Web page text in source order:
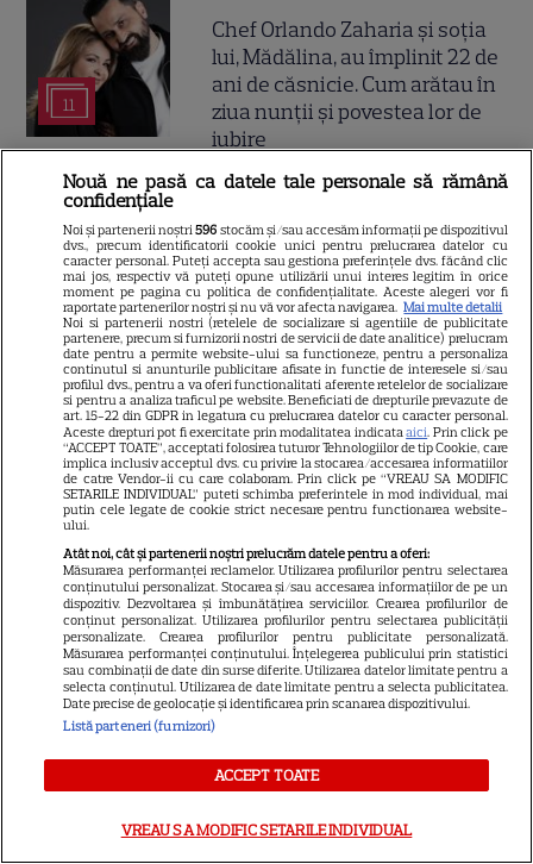
11
Chef Orlando Zaharia și soția
lui, Mădălina, au împlinit 22 de
ani de căsnicie. Cum arătau în
ziua nunții și povestea lor de
iubire
29
Cine este Cosmin Curticăpean,
soțul Laurei Cosoi. Afaceri,
vârstă și povestea de iubire
care durează de peste 10 ani
Despre Tvmania
Contact
Contacte televiziuni
Abonamente
Termeni și condiții
Nouă ne pasă ca datele tale personale să rămână
confidențiale
Noi și partenerii noștri596 stocăm și/sau accesăm informații pe dispozitivul
dvs., precum identificatorii cookie unici pentru prelucrarea datelor cu
caracter personal. Puteți accepta sau gestiona preferințele dvs. făcând clic
mai jos, respectiv vă puteți opune utilizării unui interes legitim în orice
moment pe pagina cu politica de confidențialitate. Aceste alegeri vor fi
raportate partenerilor noștri și nu vă vor afecta navigarea. Mai multe detalii
Noi si partenerii nostri (retelele de socializare si agentiile de publicitate
partenere, precum si furnizorii nostri de servicii de date analitice) prelucram
date pentru a permite website-ului sa functioneze, pentru a personaliza
continutul si anunturile publicitare afisate in functie de interesele si/sau
profilul dvs., pentru a va oferi functionalitati aferente retelelor de socializare
si pentru a analiza traficul pe website. Beneficiati de drepturile prevazute de
art. 15-22 din GDPR in legatura cu prelucrarea datelor cu caracter personal.
Aceste drepturi pot fi exercitate prin modalitatea indicataaici. Prin click pe
“ACCEPT TOATE”, acceptati folosirea tuturor Tehnologiilor de tip Cookie, care
implica inclusiv acceptul dvs. cu privire la stocarea/accesarea informatiilor
de catre Vendor-ii cu care colaboram. Prin click pe “VREAU SA MODIFIC
SETARILE INDIVIDUAL” puteti schimba preferintele in mod individual, mai
putin cele legate de cookie strict necesare pentru functionarea website-
ului.
Atât noi, cât și partenerii noștri prelucrăm datele pentru a oferi:
Măsurarea performanței reclamelor. Utilizarea profilurilor pentru selectarea
conținutului personalizat. Stocarea și/sau accesarea informațiilor de pe un
dispozitiv. Dezvoltarea și îmbunătățirea serviciilor. Crearea profilurilor de
conținut personalizat. Utilizarea profilurilor pentru selectarea publicității
personalizate. Crearea profilurilor pentru publicitate personalizată.
Măsurarea performanței conținutului. Înțelegerea publicului prin statistici
sau combinații de date din surse diferite. Utilizarea datelor limitate pentru a
selecta conținutul. Utilizarea de date limitate pentru a selecta publicitatea.
Date precise de geolocație și identificarea prin scanarea dispozitivului.
Listă parteneri (furnizori)
ACCEPT TOATE
VREAU SA MODIFIC SETARILE INDIVIDUAL